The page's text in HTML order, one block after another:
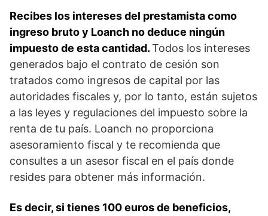
Recibes los intereses del prestamista como
ingreso bruto y Loanch no deduce ningún
impuesto de esta cantidad.Todos los intereses
generados bajo el contrato de cesión son
tratados como ingresos de capital por las
autoridades fiscales y, por lo tanto, están sujetos
a las leyes y regulaciones del impuesto sobre la
renta de tu país. Loanch no proporciona
asesoramiento fiscal y te recomienda que
consultes a un asesor fiscal en el país donde
resides para obtener más información.
Es decir, si tienes 100 euros de beneficios,